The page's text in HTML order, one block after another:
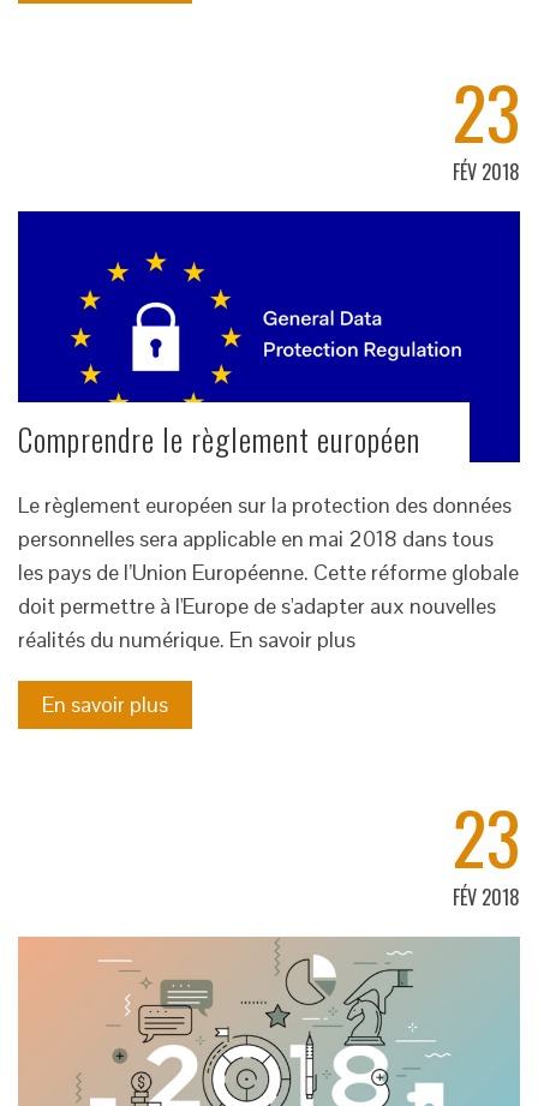
23
FÉV 2018
Comprendre le règlement européen
Le règlement européen sur la protection des données
personnelles sera applicable en mai 2018 dans tous
les pays de l’Union Européenne. Cette réforme globale
doit permettre à l'Europe de s'adapter aux nouvelles
réalités du numérique. En savoir plus
En savoir plus
23
FÉV 2018